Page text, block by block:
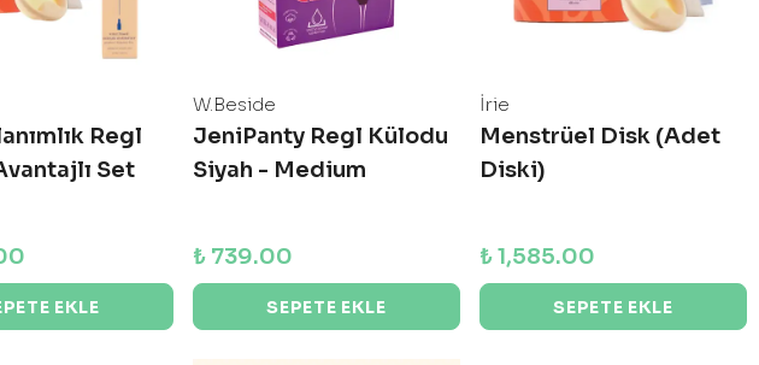
Regl
Set
EKLE
W.Beside
JeniPanty Regl Külodu
Siyah - Medium
₺ 739.00
SEPETE EKLE
İrie
Menstrüel Disk (Adet
Diski)
₺ 1,585.00
SEPETE EKLE